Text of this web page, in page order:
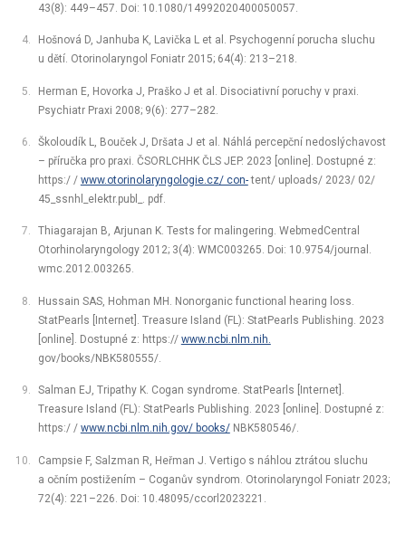
43(8): 449–457. Doi: 10.1080/14992020400050057.
Hošnová D, Janhuba K, Lavička L et al. Psychogenní porucha sluchu
u dětí. Otorinolaryngol Foniatr 2015; 64(4): 213–218.
Herman E, Hovorka J, Praško J et al. Disociativní poruchy v praxi.
Psychiatr Praxi 2008; 9(6): 277–282.
Školoudík L, Bouček J, Dršata J et al. Náhlá percepční nedoslýchavost
–⁠ příručka pro praxi. ČSORLCHHK ČLS JEP. 2023 [online]. Dostupné z:
https:/ / www.otorinolaryngologie.cz/ con-tent/ uploads/ 2023/ 02/
45_ssnhl_elektr.publ_. pdf.
Thiagarajan B, Arjunan K. Tests for malingering. WebmedCentral
Otorhinolaryngology 2012; 3(4): WMC003265. Doi: 10.9754/journal.
wmc.2012.003265.
Hussain SAS, Hohman MH. Nonorganic functional hearing loss.
StatPearls [Internet]. Treasure Island (FL): StatPearls Publishing. 2023
[online]. Dostupné z: https:// www.ncbi.nlm.nih.
gov/books/NBK580555/.
Salman EJ, Tripathy K. Cogan syndrome. StatPearls [Internet].
Treasure Island (FL): StatPearls Publishing. 2023 [online]. Dostupné z:
https:/ / www.ncbi.nlm.nih.gov/ books/NBK580546/.
Campsie F, Salzman R, Heřman J. Vertigo s náhlou ztrátou sluchu
a očním postižením –⁠ Coganův syndrom. Otorinolaryngol Foniatr 2023;
72(4): 221–226. Doi: 10.48095/ccorl2023221.